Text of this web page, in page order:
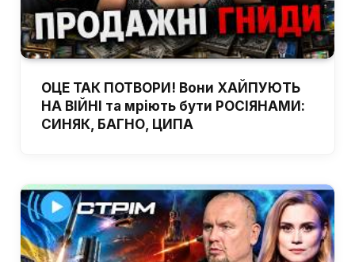
ОЦЕ ТАК ПОТВОРИ! Вони ХАЙПУЮТЬ
НА ВІЙНІ та мріють бути РОСІЯНАМИ:
СИНЯК, БАГНО, ЦИПА